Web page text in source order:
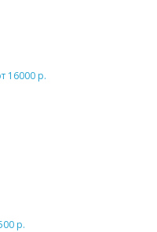
16000 р.
р.